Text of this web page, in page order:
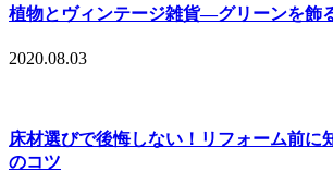
植物とヴィンテージ雑貨—グリーンを飾
2020.08.03
床材選びで後悔しない！リフォーム前に
のコツ